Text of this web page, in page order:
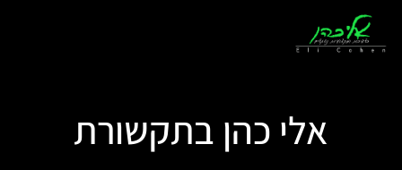
לתוכן
אלי כהן בתקשורת